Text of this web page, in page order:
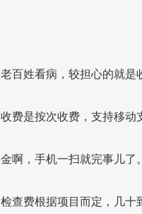
老百姓看病，较担心的就是
收费是按次收费，支持移动
金啊，手机一扫就完事儿了
检查费根据项目而定，几十